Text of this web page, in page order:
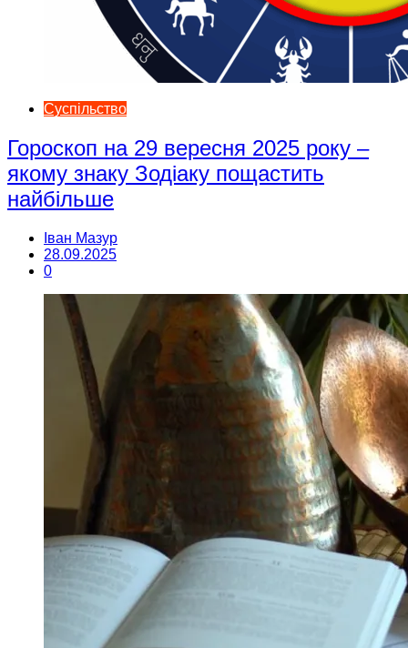
Суспільство
Гороскоп на 29 вересня 2025 року –
якому знаку Зодіаку пощастить
найбільше
Іван Мазур
28.09.2025
0